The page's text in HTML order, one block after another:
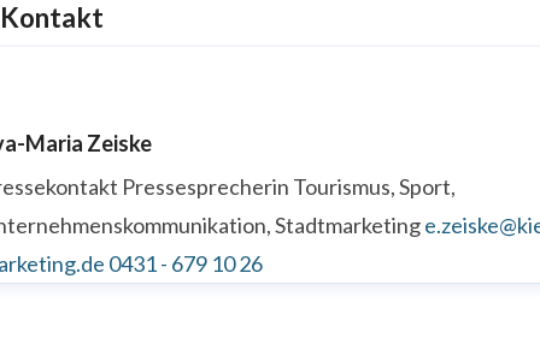
Kontakt
Maria Zeiske
Pressesprecherin Tourismus, Sport,
Stadtmarketing
0431 - 679 10 26